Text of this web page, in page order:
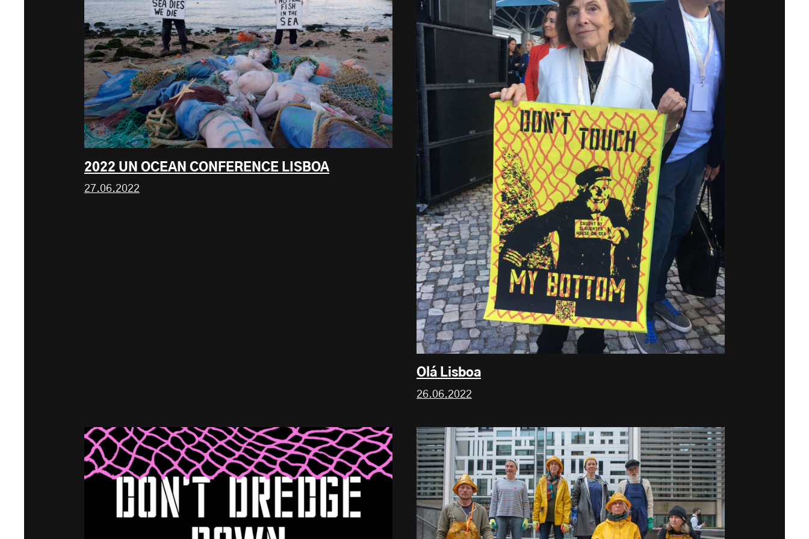
2022 UN OCEAN CONFERENCE LISBOA
27.06.2022
Olá Lisboa
26.06.2022